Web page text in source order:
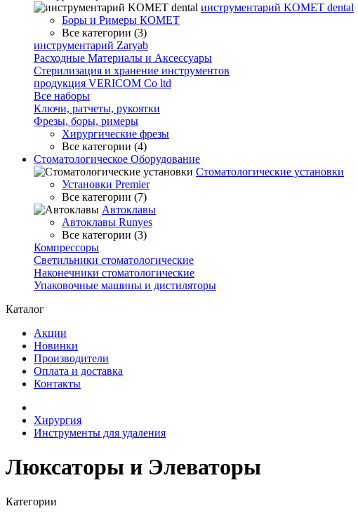
инструментарий KOMET dental
Боры и Римеры КОМЕТ
Все категории (3)
инструментарий Zaryab
Расходные Материалы и Аксессуары
Стерилизация и хранение инструментов
продукция VERICOM Co ltd
Все наборы
Ключи, ратчеты, рукоятки
Фрезы, боры, римеры
Хирургические фрезы
Все категории (4)
Стоматологическое Оборудование
Стоматологические установки
Установки Premier
Все категории (7)
Автоклавы
Автоклавы Runyes
Все категории (3)
Компрессоры
Светильники стоматологические
Наконечники стоматологические
Упаковочные машины и дистиляторы
Каталог
Акции
Новинки
Производители
Оплата и доставка
Контакты
Хирургия
Инструменты для удаления
Люксаторы и Элеваторы
Категории